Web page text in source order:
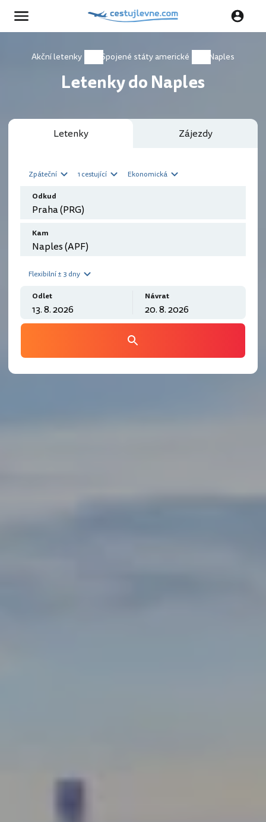
Akční letenky Spojené státy americké Naples
Letenky do Naples
Letenky Zájezdy
Zpáteční 1 cestující Ekonomická
Odkud
Kam
Flexibilní ± 3 dny
Odlet Návrat